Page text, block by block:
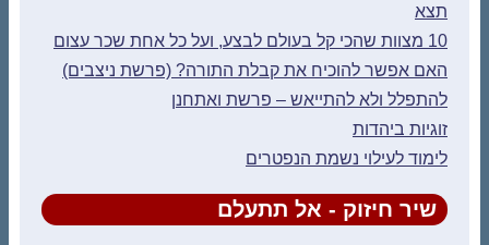
תצא
10 מצוות שהכי קל בעולם לבצע, ועל כל אחת שכר עצום
האם אפשר להוכיח את קבלת התורה? (פרשת ניצבים)
להתפלל ולא להתייאש – פרשת ואתחנן
זוגיות ביהדות
לימוד לעילוי נשמת הנפטרים
שיר חיזוק - אל תתעלם